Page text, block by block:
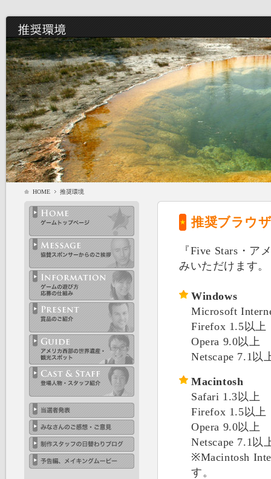
HOME 推奨環境
推奨ブラウ
『Five Stars・
みいただけます。
Windows
Microsoft
Firefox 1.5以上
Opera 9.0以上
Netscape 7.1以
Macintosh
Safari 1.3以上
Firefox 1.5以上
Opera 9.0以上
Netscape 7.1以
※Macintosh
す。